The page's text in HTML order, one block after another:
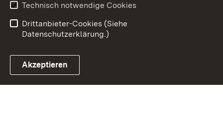
Technisch notwendige Cookies
Drittanbieter-Cookies (Siehe
Datenschutzerklärung.)
Akzeptieren